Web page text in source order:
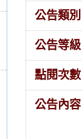
公告類別
公告等級
點閱次數
公告內容